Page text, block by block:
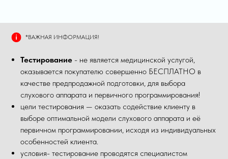
*ВАЖНАЯ ИНФОРМАЦИЯ!
Тестирование - не является медицинской услугой,
оказывается покупателю совершенно БЕСПЛАТНО в
качестве предпродажной подготовки, для выбора
слухового аппарата и первичного программирования!
цели тестирования — оказать содействие клиенту в
выборе оптимальной модели слухового аппарата и её
первичном программировании, исходя из индивидуальных
особенностей клиента.
условия- тестирование проводятся специалистом